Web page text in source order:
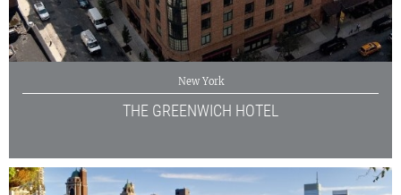
New York
THE GREENWICH HOTEL